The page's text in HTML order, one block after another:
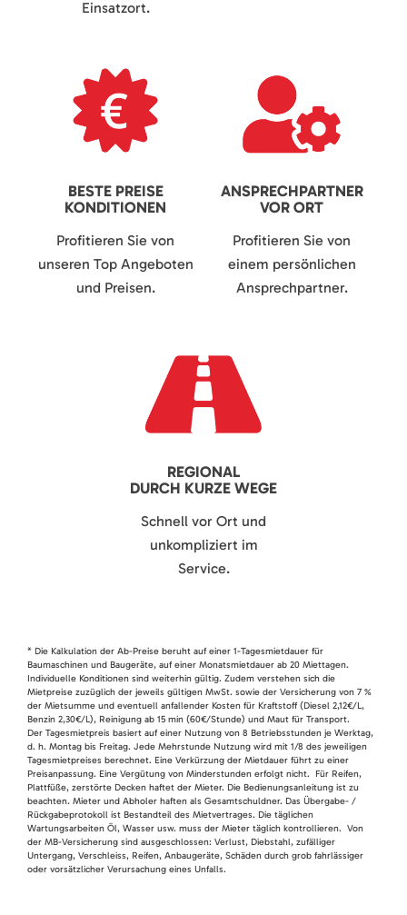
Einsatzort.
BESTE PREISE
KONDITIONEN
Profitieren Sie von
unseren Top Angeboten
und Preisen.
ANSPRECHPARTNER
VOR ORT
Profitieren Sie von
einem persönlichen
Ansprechpartner.
REGIONAL
DURCH KURZE WEGE
Schnell vor Ort und
unkompliziert im
Service.
* Die Kalkulation der Ab-Preise beruht auf einer 1-Tagesmietdauer für
Baumaschinen und Baugeräte, auf einer Monatsmietdauer ab 20 Miettagen.
Individuelle Konditionen sind weiterhin gültig. Zudem verstehen sich die
Mietpreise zuzüglich der jeweils gültigen MwSt. sowie der Versicherung von 7 %
der Mietsumme und eventuell anfallender Kosten für Kraftstoff (Diesel 2,12€/L,
Benzin 2,30€/L), Reinigung ab 15 min (60€/Stunde) und Maut für Transport.
Der Tagesmietpreis basiert auf einer Nutzung von 8 Betriebsstunden je Werktag,
d. h. Montag bis Freitag. Jede Mehrstunde Nutzung wird mit 1/8 des jeweiligen
Tagesmietpreises berechnet. Eine Verkürzung der Mietdauer führt zu einer
Preisanpassung. Eine Vergütung von Minderstunden erfolgt nicht. Für Reifen,
Plattfüße, zerstörte Decken haftet der Mieter. Die Bedienungsanleitung ist zu
beachten. Mieter und Abholer haften als Gesamtschuldner. Das Übergabe- /
Rückgabeprotokoll ist Bestandteil des Mietvertrages. Die täglichen
Wartungsarbeiten Öl, Wasser usw. muss der Mieter täglich kontrollieren. Von
der MB-Versicherung sind ausgeschlossen: Verlust, Diebstahl, zufälliger
Untergang, Verschleiss, Reifen, Anbaugeräte, Schäden durch grob fahrlässiger
oder vorsätzlicher Verursachung eines Unfalls.